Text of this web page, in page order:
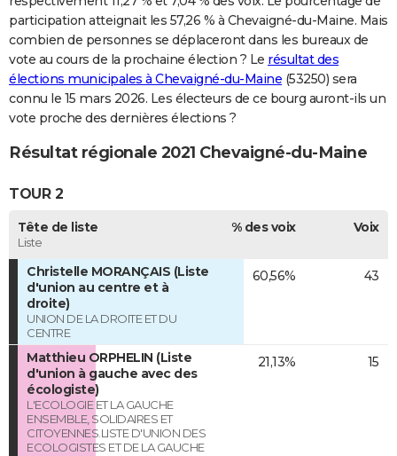
participation atteignait les 57,26 % à Chevaigné-du-Maine. Mais
combien de personnes se déplaceront dans les bureaux de
vote au cours de la prochaine élection ? Le résultat des
élections municipales à Chevaigné-du-Maine (53250) sera
connu le 15 mars 2026. Les électeurs de ce bourg auront-ils un
vote proche des dernières élections ?
Résultat régionale 2021 Chevaigné-du-Maine
TOUR 2
Tête de liste
Liste
% des voix Voix
Christelle MORANÇAIS (Liste
d'union au centre et à
droite)
UNION DE LA DROITE ET DU
CENTRE
60,56% 43
Matthieu ORPHELIN (Liste
d'union à gauche avec des
écologiste)
L'ECOLOGIE ET LA GAUCHE
ENSEMBLE, SOLIDAIRES ET
CITOYENNES.LISTE D'UNION DES
ECOLOGISTES ET DE LA GAUCHE
21,13% 15